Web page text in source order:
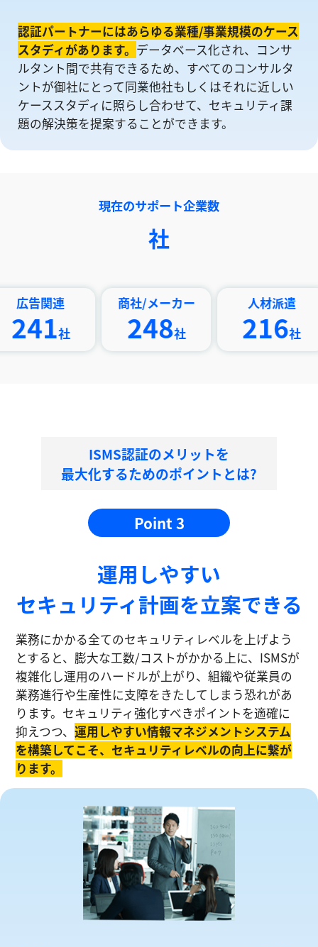
認証パートナーにはあらゆる業種/事業規模のケース
スタディがあります。 データベース化され、コンサ
ルタント間で共有できるため、すべてのコンサルタ
ントが御社にとって同業他社もしくはそれに近しい
ケーススタディに照らし合わせて、セキュリティ課
題の解決策を提案することができます。
現在のサポート企業数
社
連
社
商社/メーカー
248社
人材派遣
216社
ISMS認証のメリットを
最大化するためのポイントとは?
Point 3
運⽤しやすい
セキュリティ計画を⽴案できる
業務にかかる全てのセキュリティレベルを上げよう
とすると、膨大な工数/コストがかかる上に、ISMSが
複雑化し運⽤のハードルが上がり、組織や従業員の
業務進⾏や生産性に⽀障をきたしてしまう恐れがあ
ります。セキュリティ強化すべきポイントを適確に
抑えつつ、運⽤しやすい情報マネジメントシステム
を構築してこそ、セキュリティレベルの向上に繋が
ります。